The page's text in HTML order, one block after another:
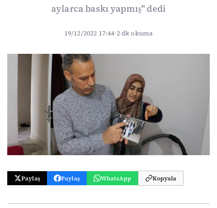
aylarca baskı yapmış" dedi
19/12/2022 17:44·2 dk okuma
Paylaş Paylaş WhatsApp Kopyala